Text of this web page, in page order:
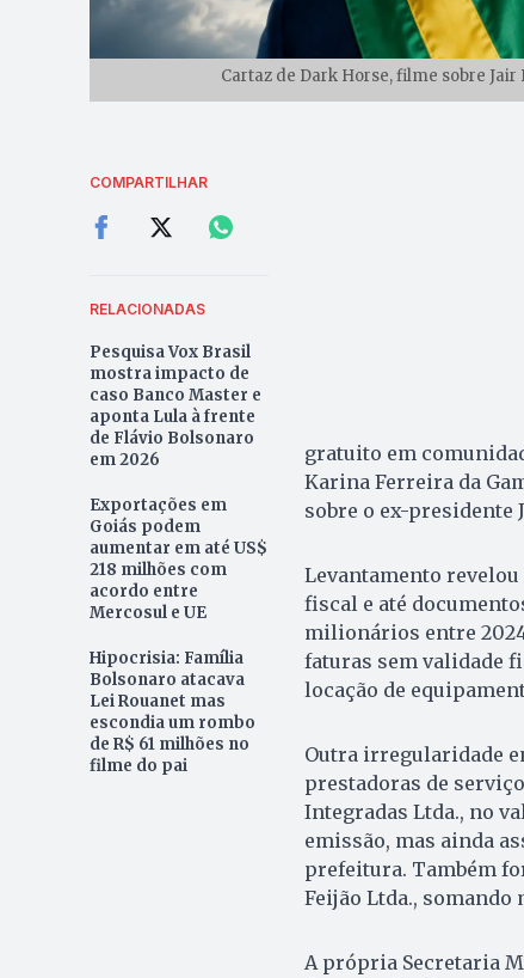
Cartaz de Dark Horse, filme sobre
COMPARTILHAR
RELACIONADAS
Pesquisa Vox Brasil
mostra impacto de
caso Banco Master e
aponta Lula à frente
de Flávio Bolsonaro
em 2026
Exportações em
Goiás podem
aumentar em até US$
218 milhões com
acordo entre
Mercosul e UE
Hipocrisia: Família
Bolsonaro atacava
Lei Rouanet mas
escondia um rombo
de R$ 61 milhões no
filme do pai
gratuito em
Karina Ferreira da
sobre o ex-presidente
Levantamento
fiscal e até
milionários entre 2024
faturas sem validade
locação de
Outra irregularidade
prestadoras de
Integradas Ltda., no
emissão, mas ainda
prefeitura. Também
Feijão Ltda., somando
A própria Secretaria